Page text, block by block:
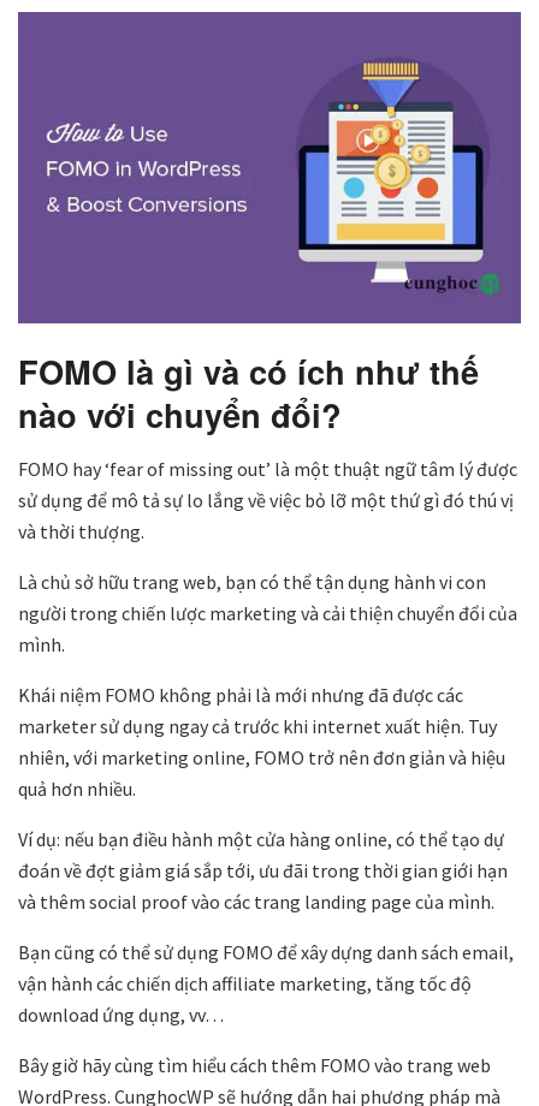
FOMO là gì và có ích như thế
nào với chuyển đổi?
FOMO hay ‘fear of missing out’ là một thuật ngữ tâm lý được
sử dụng để mô tả sự lo lắng về việc bỏ lỡ một thứ gì đó thú vị
và thời thượng.
Là chủ sở hữu trang web, bạn có thể tận dụng hành vi con
người trong chiến lược marketing và cải thiện chuyển đổi của
mình.
Khái niệm FOMO không phải là mới nhưng đã được các
marketer sử dụng ngay cả trước khi internet xuất hiện. Tuy
nhiên, với marketing online, FOMO trở nên đơn giản và hiệu
quả hơn nhiều.
Ví dụ: nếu bạn điều hành một cửa hàng online, có thể tạo dự
đoán về đợt giảm giá sắp tới, ưu đãi trong thời gian giới hạn
và thêm social proof vào các trang landing page của mình.
Bạn cũng có thể sử dụng FOMO để xây dựng danh sách email,
vận hành các chiến dịch affiliate marketing, tăng tốc độ
download ứng dụng, vv…
Bây giờ hãy cùng tìm hiểu cách thêm FOMO vào trang web
WordPress. CunghocWP sẽ hướng dẫn hai phương pháp mà